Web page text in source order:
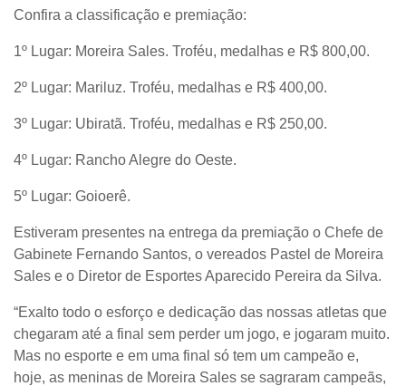
Confira a classificação e premiação:
1º Lugar: Moreira Sales. Troféu, medalhas e R$ 800,00.
2º Lugar: Mariluz. Troféu, medalhas e R$ 400,00.
3º Lugar: Ubiratã. Troféu, medalhas e R$ 250,00.
4º Lugar: Rancho Alegre do Oeste.
5º Lugar: Goioerê.
Estiveram presentes na entrega da premiação o Chefe de
Gabinete Fernando Santos, o vereados Pastel de Moreira
Sales e o Diretor de Esportes Aparecido Pereira da Silva.
“Exalto todo o esforço e dedicação das nossas atletas que
chegaram até a final sem perder um jogo, e jogaram muito.
Mas no esporte e em uma final só tem um campeão e,
hoje, as meninas de Moreira Sales se sagraram campeãs,